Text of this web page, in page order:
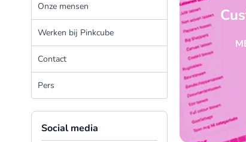
Onze mensen
Werken bij Pinkcube
Contact
Pers
Social media